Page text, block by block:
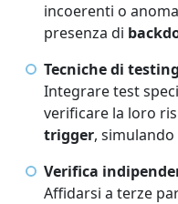
incoerenti o
presenza di
Tecniche di testing
Integrare test
verificare la loro
trigger,
Verifica
Affidarsi a terze